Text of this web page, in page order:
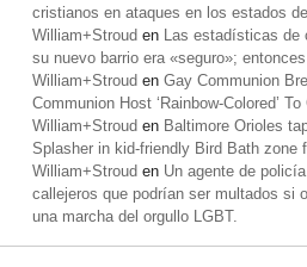
cristianos en ataques en los estados
William+Stroud en Las estadísticas de
su nuevo barrio era «seguro»;
William+Stroud en Gay Communion
Communion Host ‘Rainbow-Colored’
William+Stroud en Baltimore Orioles
Splasher in kid-friendly Bird Bath zone
William+Stroud en Un agente de
callejeros que podrían ser multados si
una marcha del orgullo LGBT.